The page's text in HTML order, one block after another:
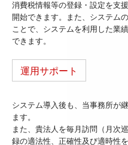
消費税情報等の登録・設定を支
開始できます。また、システム
ことで、システムを利用した業
できます。
運用サポート
システム導入後も、当事務所が
ます。
また、貴法人を毎月訪問（月次
録の適法性、正確性及び適時性